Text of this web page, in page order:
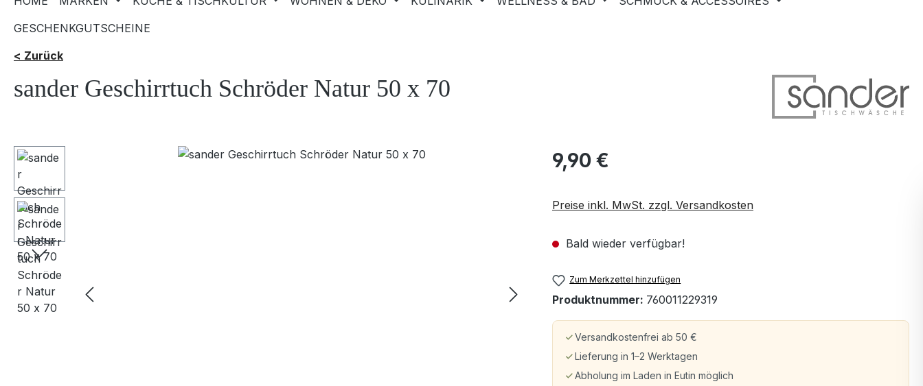
GESCHENKGUTSCHEINE
< Zurück
sander Geschirrtuch Schröder Natur 50 x 70
Bildergalerie überspringen 9,90 €
Preise inkl. MwSt. zzgl. Versandkosten
Bald wieder verfügbar!
Zum Merkzettel hinzufügen
Produktnummer: 760011229319
Versandkostenfrei ab 50 €
Lieferung in 1–2 Werktagen
Abholung im Laden in Eutin möglich